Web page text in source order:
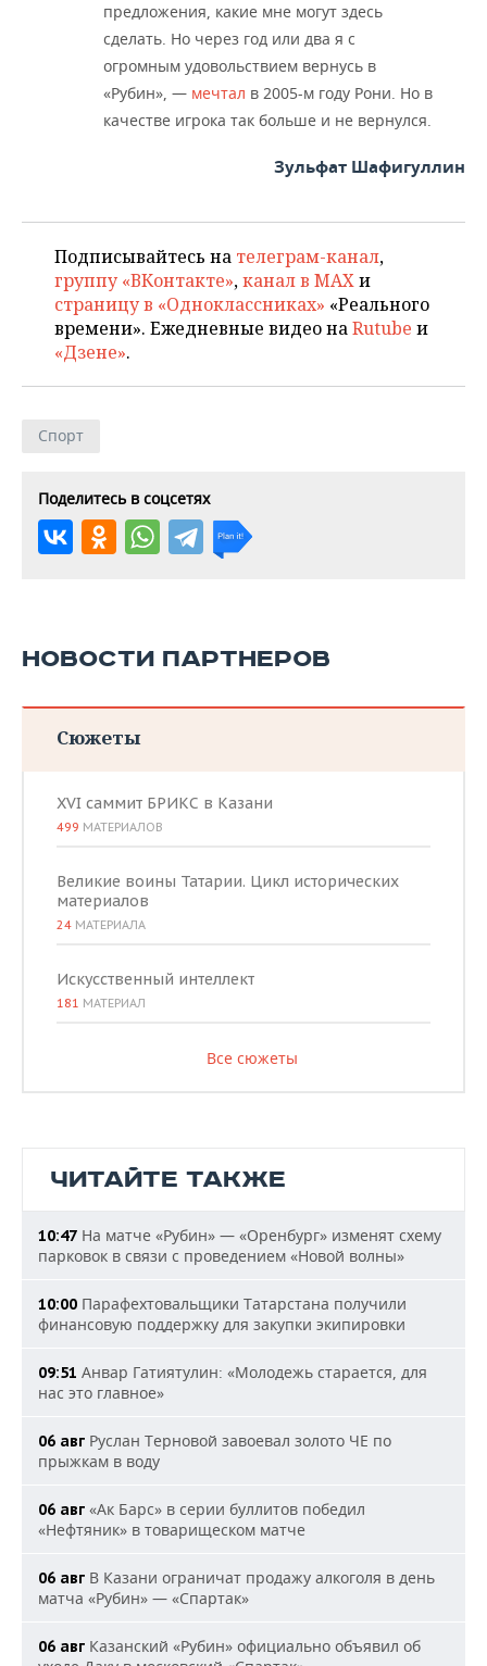
предложения, какие мне могут здесь
сделать. Но через год или два я с
огромным удовольствием вернусь в
«Рубин», — мечтал в 2005-м году Рони. Но в
качестве игрока так больше и не вернулся.
Зульфат Шафигуллин
Подписывайтесь на телеграм-канал,
группу «ВКонтакте»,канал в MAXи
страницу в «Одноклассниках» «Реального
времени». Ежедневные видео наRutube и
«Дзене».
Спорт
Поделитесь в соцсетях
НОВОСТИ ПАРТНЕРОВ
Сюжеты
XVI саммит БРИКС в Казани
499 МАТЕРИАЛОВ
Великие воины Татарии. Цикл исторических
материалов
24 МАТЕРИАЛА
Искусственный интеллект
181 МАТЕРИАЛ
Все сюжеты
ЧИТАЙТЕ ТАКЖЕ
10:47 На матче «Рубин» — «Оренбург» изменят схему
парковок в связи с проведением «Новой волны»
10:00 Парафехтовальщики Татарстана получили
финансовую поддержку для закупки экипировки
09:51 Анвар Гатиятулин: «Молодежь старается, для
нас это главное»
06 авг Руслан Терновой завоевал золото ЧЕ по
прыжкам в воду
06 авг «Ак Барс» в серии буллитов победил
«Нефтяник» в товарищеском матче
06 авг В Казани ограничат продажу алкоголя в день
матча «Рубин» — «Спартак»
06 авг Казанский «Рубин» официально объявил об